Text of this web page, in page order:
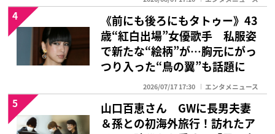
《前にも後ろにもタトゥー》43
歳“紅白出場”女優歌手 私服姿
で新たな“絵柄”が…胸元にがっ
つり入った“鳥の翼”も話題に
2026/07/17 17:30 エンタメニュース
4
山口百恵さん GWに長男夫妻
＆孫との初海外旅行！訪れたア
5